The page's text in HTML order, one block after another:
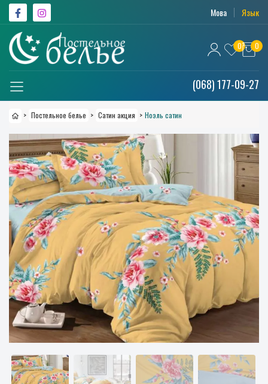
Мова Язык
0 0
(068) 177-09-27
> Постельное белье > Сатин акция > Ноэль сатин